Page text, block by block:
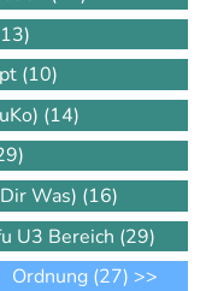
(10)
(14)
Was) (16)
U3 Bereich (29)
Ordnung (27) >>